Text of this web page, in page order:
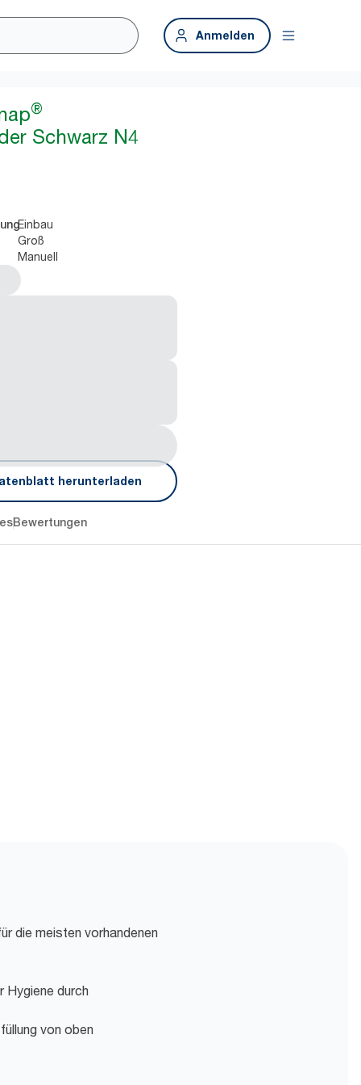
Anmelden
®
Schwarz N4
Einbau
Groß
Manuell
herunterladen
Bewertungen
die meisten vorhandenen
Hygiene durch
von oben